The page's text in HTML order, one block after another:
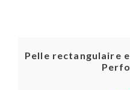
Pelle rectangulaire